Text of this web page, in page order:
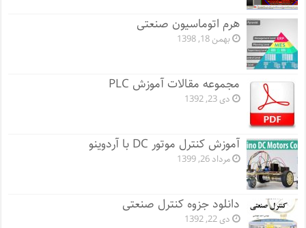
هرم اتوماسیون صنعتی
بهمن 18, 1398
مجموعه مقالات آموزش PLC
دی 23, 1392
آموزش کنترل موتور DC با آردوینو
مرداد 26, 1399
دانلود جزوه کنترل صنعتی
دی 22, 1392